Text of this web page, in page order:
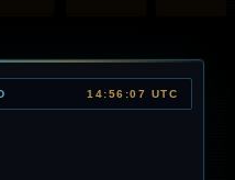
14:56:07 UTC